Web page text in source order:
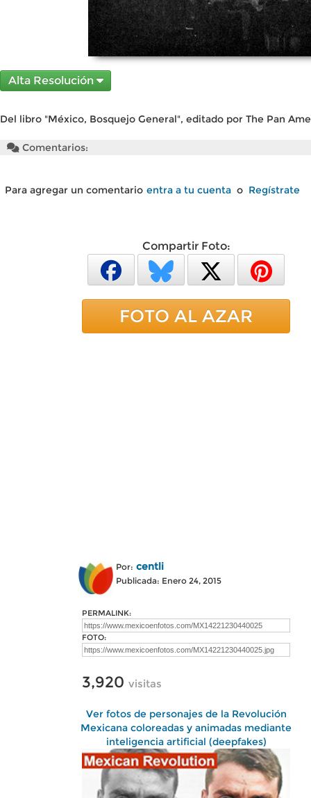
Alta Resolución
Del libro "México, Bosquejo General", editado por The Pan
Comentarios:
Para agregar un comentario entra a tu cuenta o Regístrate
Compartir Foto:
FOTO AL AZAR
Por: centli
Publicada: Enero 24, 2015
PERMALINK:
FOTO:
3,920 visitas
Ver fotos de personajes de la Revolución
Mexicana coloreadas y animadas mediante
inteligencia artificial (deepfakes)